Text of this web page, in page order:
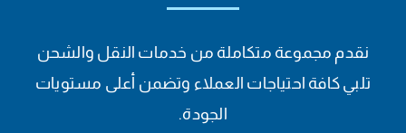
نقدم مجموعة متكاملة من خدمات النقل والشحن
تلبي كافة احتياجات العملاء وتضمن أعلى مستويات
الجودة.